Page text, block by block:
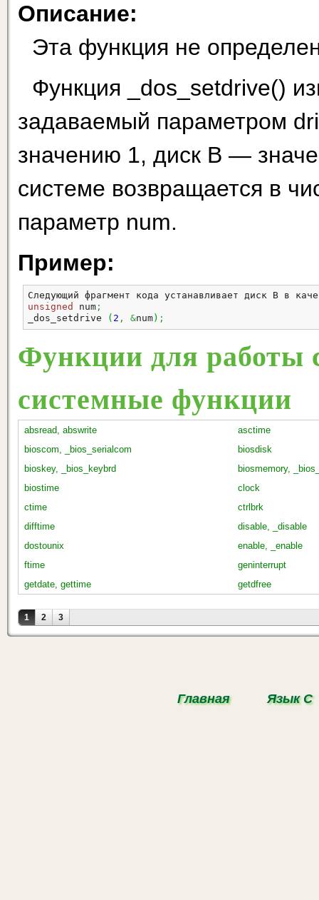
Описание:
Эта функция не
Функция _dos_setdrive()
задаваемый параметром
значению 1, диск В —
системе возвращается в
параметр num.
Пример:
Следующий фрагмент кода устанавливает диск В в
unsigned
num ;
_dos_setdrive
( 2 , &num) ;
Функции для работы
системные функции
absread, abswrite
asctime
bioscom, _bios_serialcom
biosdisk
bioskey, _bios_keybrd
biosmemory,
biostime
clock
ctime
ctrlbrk
difftime
disable, _disable
dostounix
enable, _enable
ftime
geninterrupt
getdate, gettime
getdfree
Страницы
1 2 3
Главная Язык С